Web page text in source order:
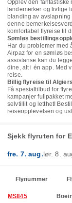
Opplev den fantastiske
landemerker og livlige
blanding av
denne
komfortabel flyreise til
Sømløs
Har du problemer med
Airpaz for en sømløs
assistanse kan du
dine, alt i én app. Med
reise.
Billig flyreise til Algiers
Få spesialtilbud for
kampanjer fullpakket
selvtillit og letthet!
reiseopplevelsen og
Sjekk flyruten for
fre. 7. aug.lør. 8.
Flynummer
MS845